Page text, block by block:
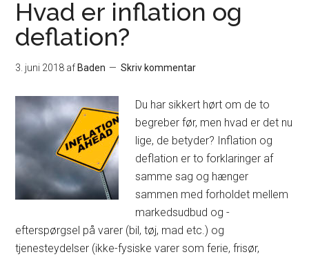
Hvad er inflation og
deflation?
3. juni 2018 af Baden Skriv kommentar
Du har sikkert hørt om de to
begreber før, men hvad er det nu
lige, de betyder? Inflation og
deflation er to forklaringer af
samme sag og hænger
sammen med forholdet mellem
markedsudbud og -
efterspørgsel på varer (bil, tøj, mad etc.) og
tjenesteydelser (ikke-fysiske varer som ferie, frisør,